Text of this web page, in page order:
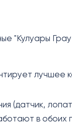
"Кулуары
лучшее
(датчик,
в обоих